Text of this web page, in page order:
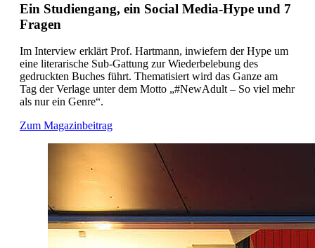
Ein Studiengang, ein Social Media-Hype und 7
Fragen
Im Interview erklärt Prof. Hartmann, inwiefern der Hype um
eine literarische Sub-Gattung zur Wiederbelebung des
gedruckten Buches führt. Thematisiert wird das Ganze am
Tag der Verlage unter dem Motto „#NewAdult – So viel mehr
als nur ein Genre“.
Zum Magazinbeitrag